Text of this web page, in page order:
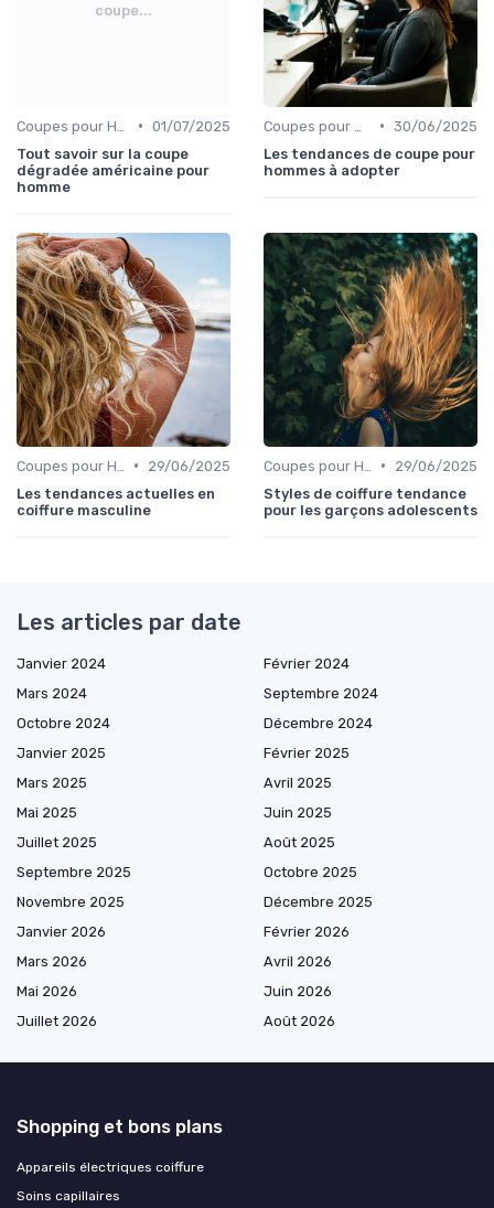
coupe...
• 01/07/2025
Tout savoir sur la coupe
dégradée américaine pour
homme
• 30/06/2025
Les tendances de coupe pour
hommes à adopter
•
29/06/2025
Les tendances actuelles en
coiffure masculine
•
29/06/2025
Styles de coiffure tendance
pour les garçons adolescents
Les articles par date
Janvier 2024
Février 2024
Mars 2024
Septembre 2024
Octobre 2024
Décembre 2024
Janvier 2025
Février 2025
Mars 2025
Avril 2025
Mai 2025
Juin 2025
Juillet 2025
Août 2025
Septembre 2025
Octobre 2025
Novembre 2025
Décembre 2025
Janvier 2026
Février 2026
Mars 2026
Avril 2026
Mai 2026
Juin 2026
Juillet 2026
Août 2026
Shopping et bons plans
Appareils électriques coiffure
Soins capillaires